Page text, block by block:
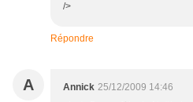
/>
Répondre
A Annick 25/12/2009 14:46